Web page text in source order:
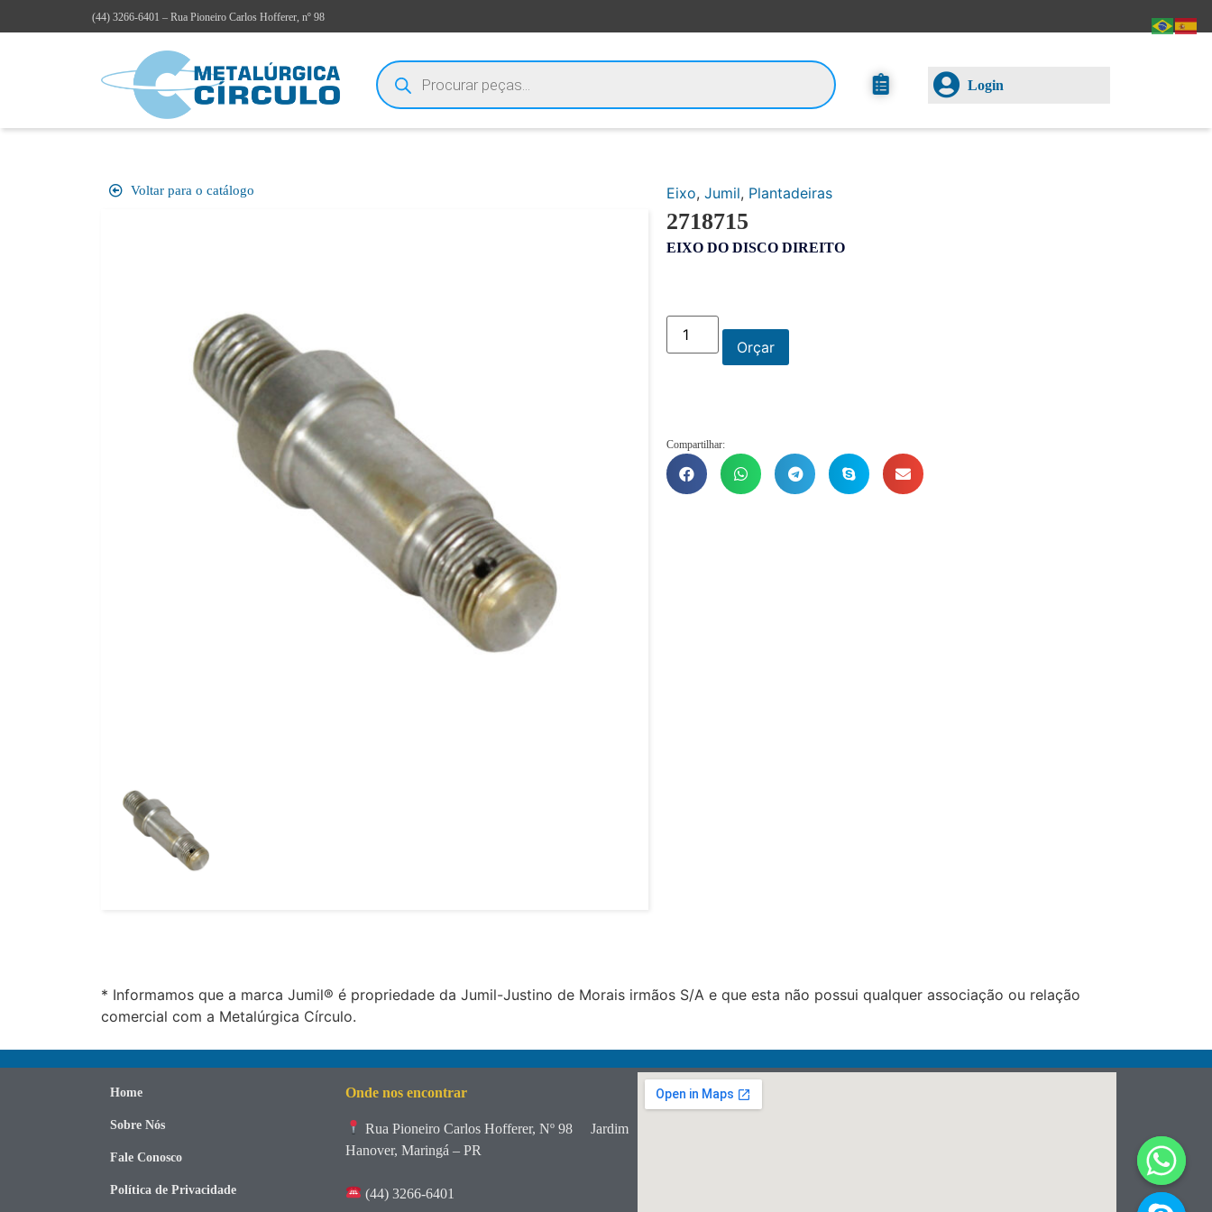
(44) 3266-6401 – Rua Pioneiro Carlos Hofferer, nº 98
Login
Voltar para o catálogo Eixo, Jumil, Plantadeiras
2718715
EIXO DO DISCO DIREITO
Orçar
Compartilhar:
* Informamos que a marca Jumil® é propriedade da Jumil-Justino de Morais irmãos S/A e que esta não possui qualquer associação ou relação
comercial com a Metalúrgica Círculo.
Home
Sobre Nós
Fale Conosco
Política de Privacidade
Onde nos encontrar
Rua Pioneiro Carlos Hofferer, Nº 98
Jardim
Hanover, Maringá – PR
(44) 3266-6401